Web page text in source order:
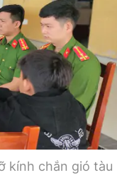
kính chắn gió tàu